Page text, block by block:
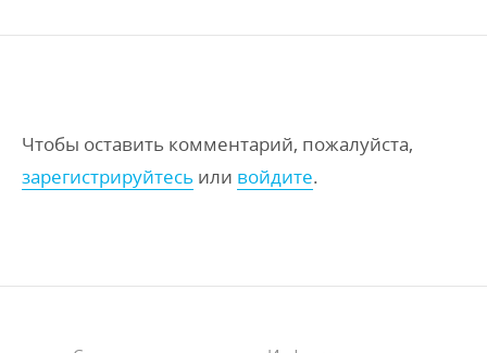
Чтобы оставить комментарий, пожалуйста,
зарегистрируйтесь или войдите.